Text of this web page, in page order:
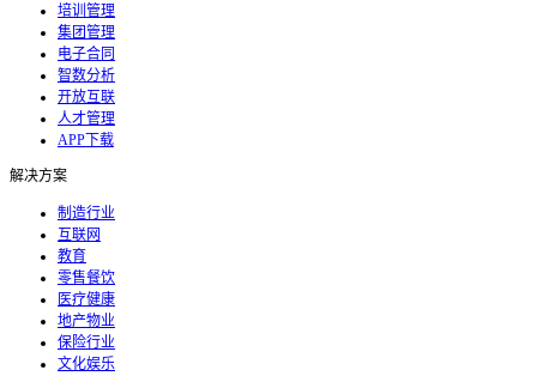
培训管理
集团管理
电子合同
智数分析
开放互联
人才管理
APP下载
解决方案
制造行业
互联网
教育
零售餐饮
医疗健康
地产物业
保险行业
文化娱乐